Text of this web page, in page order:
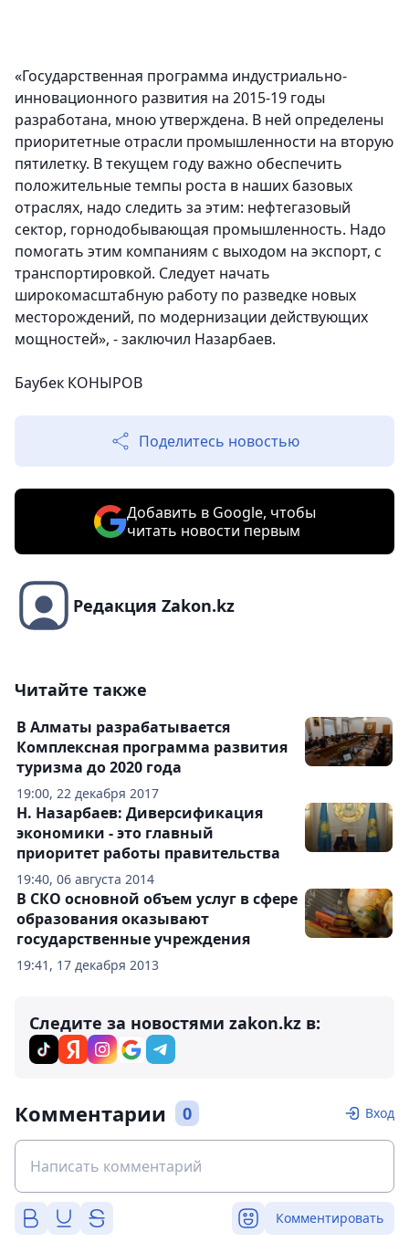
«Государственная программа индустриально-
инновационного развития на 2015-19 годы
разработана, мною утверждена. В ней определены
приоритетные отрасли промышленности на вторую
пятилетку. В текущем году важно обеспечить
положительные темпы роста в наших базовых
отраслях, надо следить за этим: нефтегазовый
сектор, горнодобывающая промышленность. Надо
помогать этим компаниям с выходом на экспорт, с
транспортировкой. Следует начать
широкомасштабную работу по разведке новых
месторождений, по модернизации действующих
мощностей», - заключил Назарбаев.
Баубек КОНЫРОВ
Поделитесь новостью
Добавить в Google, чтобы
читать новости первым
Редакция Zakon.kz
Читайте также
19:00, 22 декабря 2017
В Алматы разрабатывается
Комплексная программа развития
туризма до 2020 года
19:40, 06 августа 2014
Н. Назарбаев: Диверсификация
экономики - это главный
приоритет работы правительства
19:41, 17 декабря 2013
В СКО основной объем услуг в сфере
образования оказывают
государственные учреждения
Следите за новостями zakon.kz в:
Комментарии 0 Вход
Комментировать